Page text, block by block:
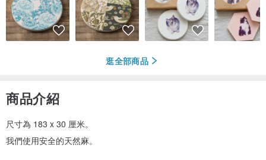
逛全部商品
商品介紹
尺寸為 183 x 30 厘米。
我們使用安全的天然麻。